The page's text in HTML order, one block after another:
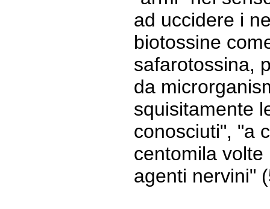
ad uccidere i
biotossine
safarotossina,
da
squisitamente
conosciuti", "a
centomila
agenti nervini"